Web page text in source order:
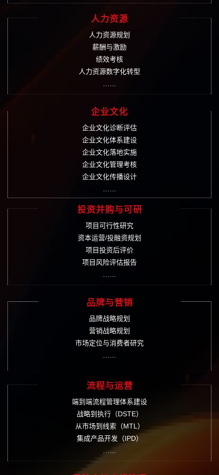
人力资源
人力资源规划
薪酬与激励
绩效考核
人力资源数字化转型
企业文化
企业文化诊断评估
企业文化体系建设
企业文化落地实施
企业文化管理考核
企业文化传播设计
投资并购与可研
项目可行性研究
资本运营/投融资规划
项目投资后评价
项目风险评估报告
品牌与营销
品牌战略规划
营销战略规划
市场定位与消费者研究
流程与运营
端到端流程管理体系建设
战略到执行（DSTE）
从市场到线索（MTL）
集成产品开发（IPD）
……